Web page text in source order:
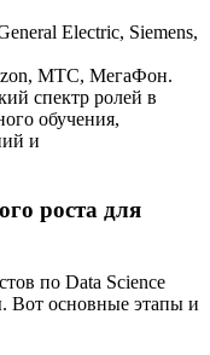
Electric, Siemens,
МТС, МегаФон.
спектр ролей в
обучения,
и
роста для
по Data Science
Вот основные этапы и